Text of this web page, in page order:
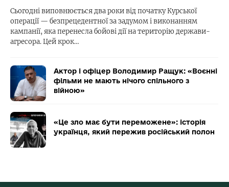
Сьогодні виповнюється два роки від початку Курської
операції — безпрецедентної за задумом і виконанням
кампанії, яка перенесла бойові дії на територію держави-
агресора. Цей крок…
Актор і офіцер Володимир Ращук: «Воєнні
фільми не мають нічого спільного з
війною»
«Це зло має бути переможене»: історія
українця, який пережив російський полон